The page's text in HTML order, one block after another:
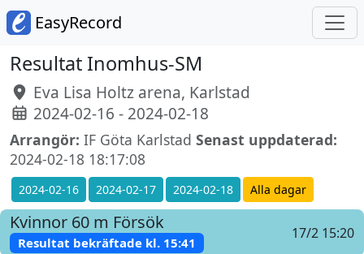
EasyRecord
Resultat Inomhus-SM
Eva Lisa Holtz arena, Karlstad
2024-02-16 - 2024-02-18
Arrangör: IF Göta Karlstad Senast uppdaterad:
2024-02-18 18:17:08
2024-02-16 2024-02-17 2024-02-18 Alla dagar
Kvinnor 60 m Försök
Resultat bekräftade kl.15:41
17/2 15:20